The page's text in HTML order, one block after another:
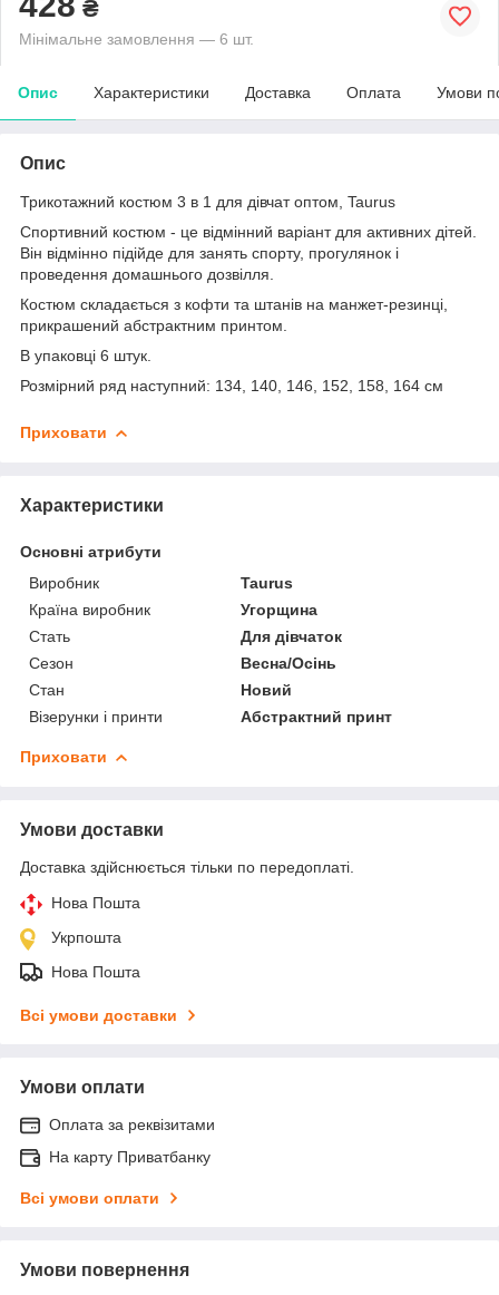
₴
Мінімальне замовлення — 6 шт.
Опис Характеристики Доставка Оплата Умови
Опис
Трикотажний костюм 3 в 1 для дівчат оптом, Taurus
Спортивний костюм - це відмінний варіант для активних дітей.
Він відмінно підійде для занять спорту, прогулянок і
проведення домашнього дозвілля.
Костюм складається з кофти та штанів на манжет-резинці,
прикрашений абстрактним принтом.
В упаковці 6 штук.
Розмірний ряд наступний: 134, 140, 146, 152, 158, 164 см
Приховати
Характеристики
Основні атрибути
Виробник
Taurus
Країна виробник
Угорщина
Стать
Для дівчаток
Сезон
Весна/Осінь
Стан
Новий
Візерунки і принти
Абстрактний принт
Приховати
Умови доставки
Доставка здійснюється тільки по передоплаті.
Нова Пошта
Укрпошта
Нова Пошта
Всі умови доставки
Умови оплати
Оплата за реквізитами
На карту Приватбанку
Всі умови оплати
Умови повернення